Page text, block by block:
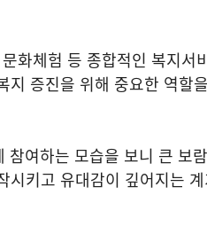
문화체험 등 종합적인 복지서
지 증진을 위해 중요한 역할을
참여하는 모습을 보니 큰 보람
시키고 유대감이 깊어지는 계